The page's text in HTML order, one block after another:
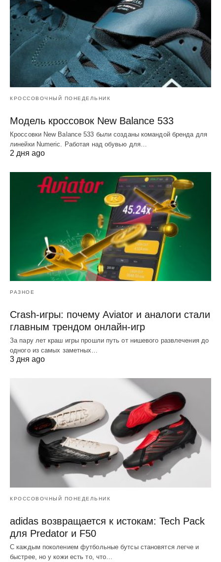
КРОССОВОЧНЫЙ ПОНЕДЕЛЬНИК
Модель кроссовок New Balance 533
Кроссовки New Balance 533 были созданы командой бренда для
линейки Numeric. Работая над обувью для…
2 дня ago
РАЗНОЕ
Crash-игры: почему Aviator и аналоги стали
главным трендом онлайн-игр
За пару лет краш игры прошли путь от нишевого развлечения до
одного из самых заметных…
3 дня ago
КРОССОВОЧНЫЙ ПОНЕДЕЛЬНИК
adidas возвращается к истокам: Tech Pack
для Predator и F50
С каждым поколением футбольные бутсы становятся легче и
быстрее, но у кожи есть то, что…